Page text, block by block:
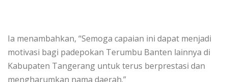
Ia menambahkan, “Semoga capaian ini dapat menjadi
motivasi bagi padepokan Terumbu Banten lainnya di
Kabupaten Tangerang untuk terus berprestasi dan
mengharumkan nama daerah.”